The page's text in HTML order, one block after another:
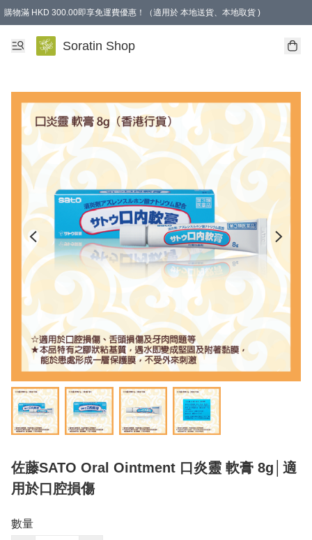
購物滿 HKD 300.00即享免運費優惠！（適用於 本地送貨、本地取貨 )
Soratin Shop
佐藤SATO Oral Ointment 口炎靈 軟膏 8g│適
用於口腔損傷
數量